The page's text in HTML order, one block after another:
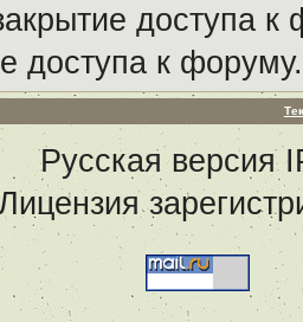
доступа к
доступа к форуму.
Русская версия